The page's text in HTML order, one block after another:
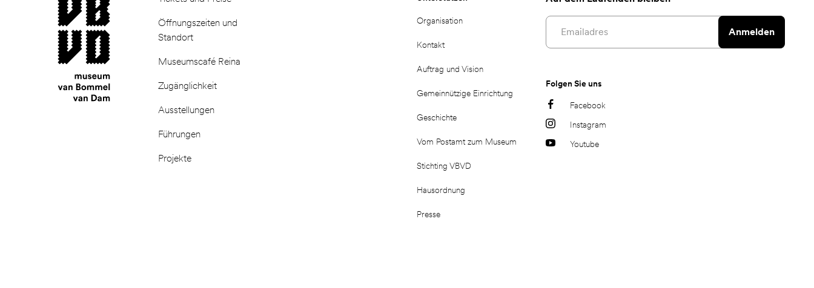
Öffnungszeiten und
Standort
Museumscafé Reina
Zugänglichkeit
Ausstellungen
Führungen
Projekte
Organisation
Kontakt
Auftrag und Vision
Gemeinnützige Einrichtung
Geschichte
Vom Postamt zum Museum
Stichting VBVD
Hausordnung
Presse
Email address
Anmelden
Folgen Sie uns
Facebook
Instagram
Youtube